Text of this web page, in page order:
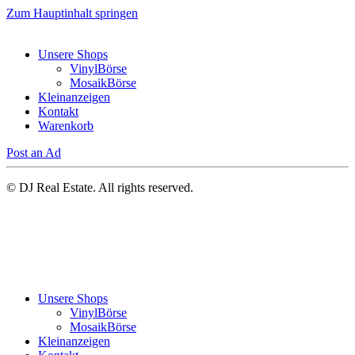
Zum Hauptinhalt springen
Unsere Shops
VinylBörse
MosaikBörse
Kleinanzeigen
Kontakt
Warenkorb
Post an Ad
© DJ Real Estate. All rights reserved.
Unsere Shops
VinylBörse
MosaikBörse
Kleinanzeigen